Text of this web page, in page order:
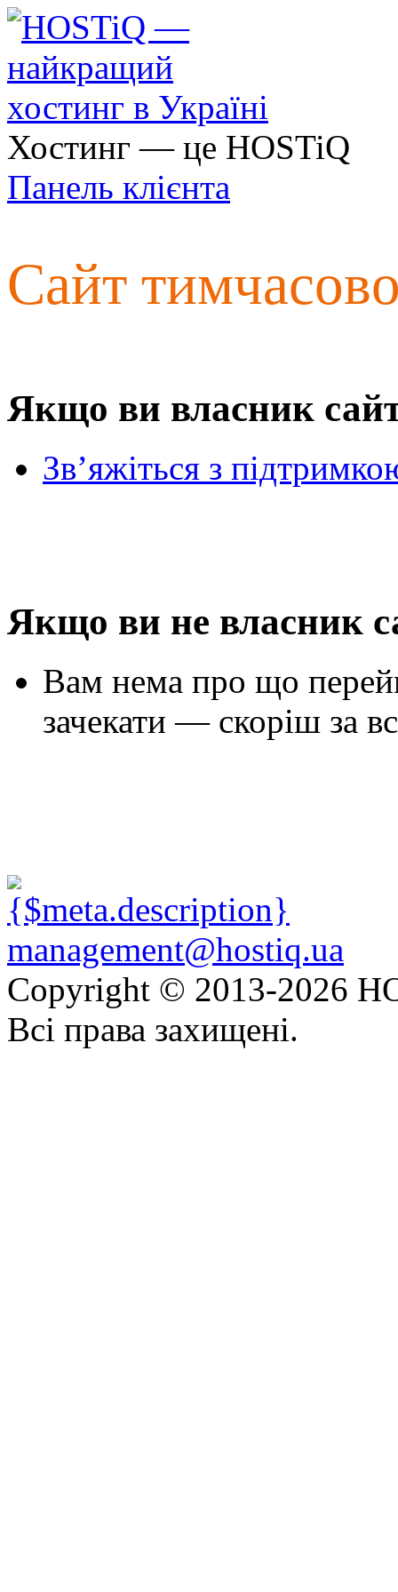
Хостинг — це HOSTiQ
Панель клієнта
Сайт
Якщо ви власник
Зв’яжіться з
Якщо ви не власник
Вам нема про що
зачекати — скоріш за
management@hostiq.ua
Copyright © 2013-2026
Всі права захищені.